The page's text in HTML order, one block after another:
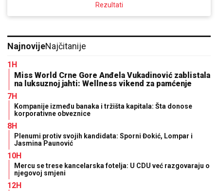
Rezultati
NajnovijeNajčitanije
1H
Miss World Crne Gore Anđela Vukadinović zablistala
na luksuznoj jahti: Wellness vikend za pamćenje
7H
Kompanije između banaka i tržišta kapitala: Šta donose
korporativne obveznice
8H
Plenumi protiv svojih kandidata: Sporni Đokić, Lompar i
Jasmina Paunović
10H
Mercu se trese kancelarska fotelja: U CDU već razgovaraju o
njegovoj smjeni
12H